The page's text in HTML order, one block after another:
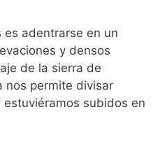
es adentrarse en un
y densos
de la sierra de
nos permite divisar
subidos en